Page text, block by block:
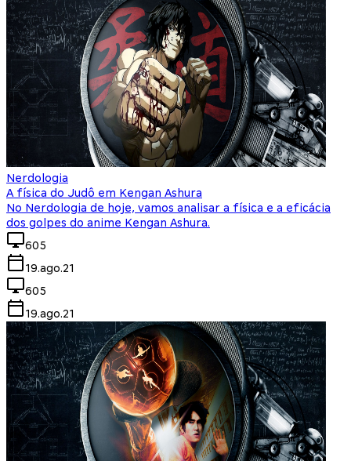
Nerdologia
A física do Judô em Kengan Ashura
No Nerdologia de hoje, vamos analisar a física e a eficácia
dos golpes do anime Kengan Ashura.
605
19.ago.21
605
19.ago.21